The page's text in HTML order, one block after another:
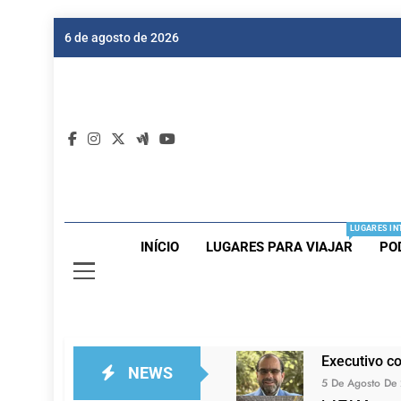
6 de agosto de 2026
INÍCIO LUGARES PARA VIAJAR
LUGARES
NEWS
Executivo
5 De Agosto